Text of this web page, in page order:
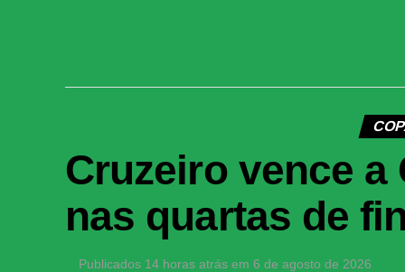
Cruzeiro vence a
nas quartas de
Publicados 14 horas atrás em 6 de agosto de 2026